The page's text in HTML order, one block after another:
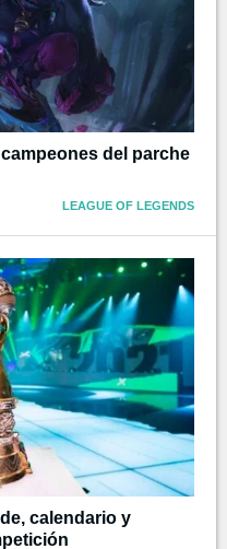
del parche
LEAGUE OF LEGENDS
calendario y